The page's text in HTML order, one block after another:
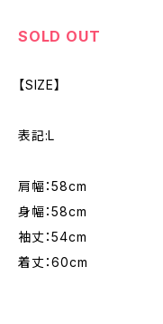
SOLD OUT
【SIZE】
表記:L
肩幅：58cm
身幅：58cm
袖丈：54cm
着丈：60cm